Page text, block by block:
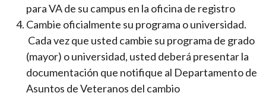
para VA de su campus en la oficina de registro
Cambie oficialmente su programa o universidad.
Cada vez que usted cambie su programa de grado
(mayor) o universidad, usted deberá presentar la
documentación que notifique al Departamento de
Asuntos de Veteranos del cambio